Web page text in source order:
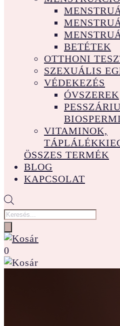
BETÉTEK
OTTHONI
SZEXUÁLIS
VÉDEKEZÉS
ÓVSZEREK
VITAMINOK,
ÖSSZES TERMÉK
BLOG
KAPCSOLAT
Products
search
0